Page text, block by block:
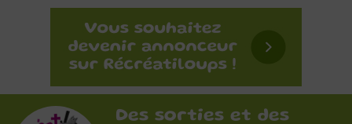
Des sorties et des